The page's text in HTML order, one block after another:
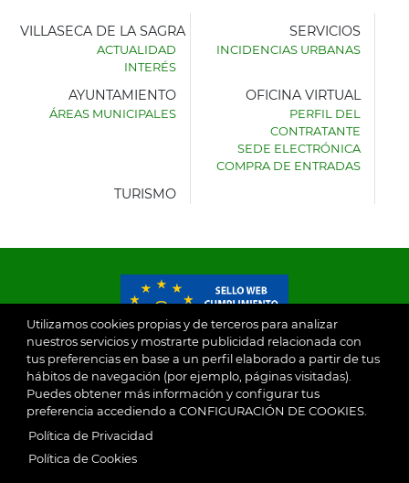
Utilizamos cookies propias y de terceros para analizar
nuestros servicios y mostrarte publicidad relacionada con
tus preferencias en base a un perfil elaborado a partir de tus
hábitos de navegación (por ejemplo, páginas visitadas).
Puedes obtener más información y configurar tus
preferencia accediendo a CONFIGURACIÓN DE COOKIES.
Política de Privacidad
Política de Cookies
AYUNTAMIENTO
VILLASECA DE LA SAGRA
ACTUALIDAD
INTERÉS
SERVICIOS
INCIDENCIAS URBANAS
AYUNTAMIENTO
ÁREAS MUNICIPALES
OFICINA VIRTUAL
PERFIL DEL
CONTRATANTE
SEDE ELECTRÓNICA
COMPRA DE ENTRADAS
TURISMO
© 2026
Ayuntamiento de Villaseca de la Sagra Aviso Legal